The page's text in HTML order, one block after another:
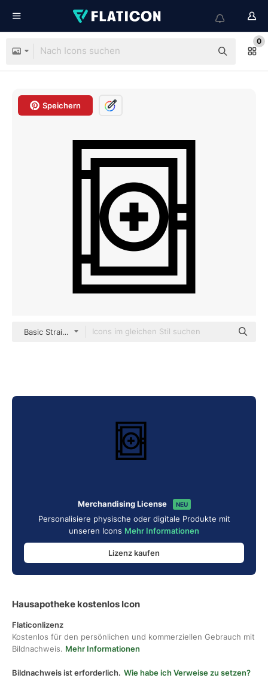
0
Speichern
Basic Straight Lineal
Merchandising License NEU
Personalisiere physische oder digitale Produkte mit
unseren Icons Mehr Informationen
Lizenz kaufen
Hausapotheke kostenlos Icon
Flaticonlizenz
Kostenlos für den persönlichen und kommerziellen Gebrauch mit
Bildnachweis. Mehr Informationen
Bildnachweis ist erforderlich. Wie habe ich Verweise zu setzen?